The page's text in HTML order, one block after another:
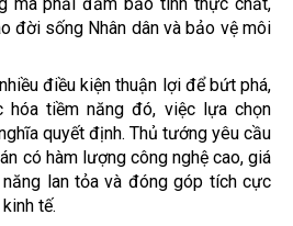
đời sống Nhân dân và bảo vệ môi
điều kiện thuận lợi để bứt phá,
hóa tiềm năng đó, việc lựa chọn
quyết định. Thủ tướng yêu cầu
có hàm lượng công nghệ cao, giá
lan tỏa và đóng góp tích cực
tế.